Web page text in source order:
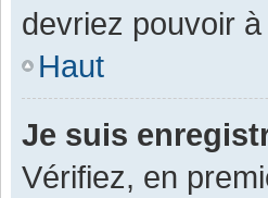
devriez pouvoir
Haut
Je suis
Vérifiez, en